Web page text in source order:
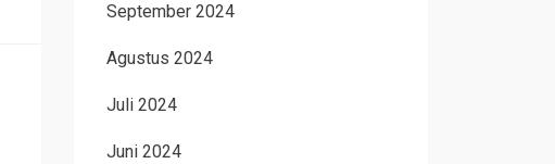
September 2024
Agustus 2024
Juli 2024
Juni 2024